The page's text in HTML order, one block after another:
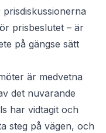
prisbeslutet – är
på gängse sätt
är medvetna
det nuvarande
har vidtagit och
steg på vägen, och